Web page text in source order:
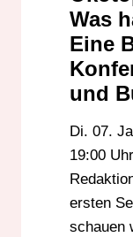
Was
Eine
und
Di. 07.
19:00
ersten
schauen